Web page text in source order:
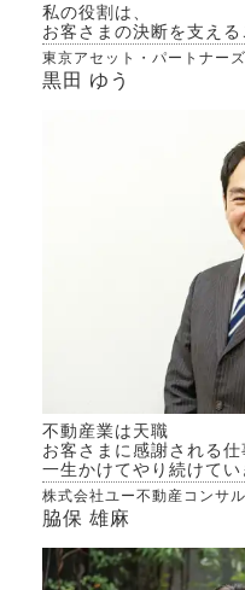
私の役割は、
お客さまの決断を支える
東京アセット・パートナー
黒田 ゆう
不動産業は天職
お客さまに感謝される仕
一生かけてやり続けてい
株式会社ユー不動産コンサ
脇保 雄麻